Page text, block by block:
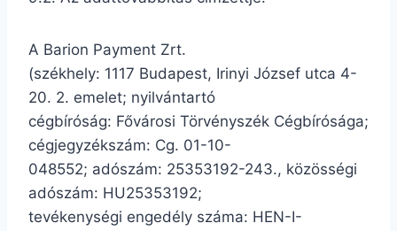
A Barion Payment Zrt.
(székhely: 1117 Budapest, Irinyi József utca 4-
20. 2. emelet; nyilvántartó
cégbíróság: Fővárosi Törvényszék Cégbírósága;
cégjegyzékszám: Cg. 01-10-
048552; adószám: 25353192-243., közösségi
adószám: HU25353192;
tevékenységi engedély száma: HEN-I-